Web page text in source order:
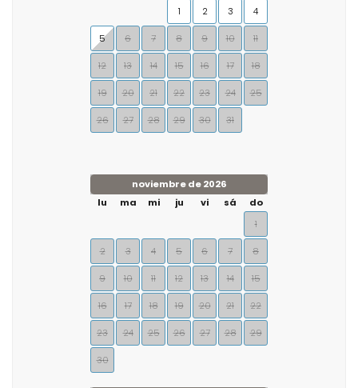
1
2 3 4
5 6 7 8 9 10 11
12 13 14 15 16 17 18
19 20 21 22 23 24 25
26 27 28 29 30 31
noviembre de 2026
lu
ma mi ju vi sá
do
1
2 3 4 5 6 7 8
9 10 11 12 13 14 15
16 17 18 19 20 21 22
23 24 25 26 27 28 29
30